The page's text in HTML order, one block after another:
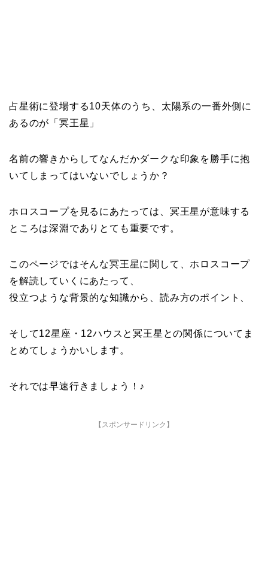
占星術に登場する10天体のうち、太陽系の一番外側に
あるのが「冥王星」
名前の響きからしてなんだかダークな印象を勝手に抱
いてしまってはいないでしょうか？
ホロスコープを見るにあたっては、冥王星が意味する
ところは深淵でありとても重要です。
このページではそんな冥王星に関して、ホロスコープ
を解読していくにあたって、
役立つような背景的な知識から、読み方のポイント、
そして12星座・12ハウスと冥王星との関係についてま
とめてしょうかいします。
それでは早速行きましょう！♪
【スポンサードリンク】